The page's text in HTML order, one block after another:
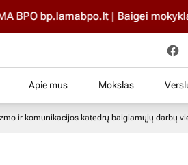
bp.lamabpo.lt| Baigei mokyklą iki
Apie mus Mokslas
ir komunikacijos katedrų baigiamųjų darbų